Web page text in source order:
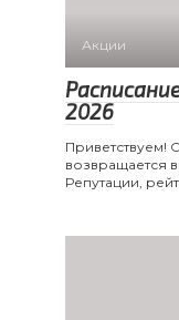
Акции
2026
Приветствуем!
возвращается
Репутации,